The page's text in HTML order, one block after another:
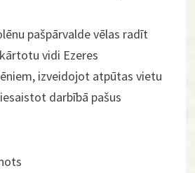
pašpārvalde vēlas radīt
vidi Ezeres
izveidojot atpūtas vietu
darbībā pašus